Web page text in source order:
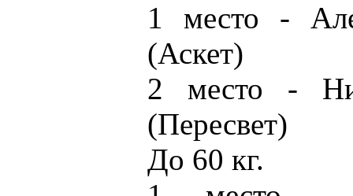
1 место -
(Аскет)
2 место -
(Пересвет)
До 60 кг.